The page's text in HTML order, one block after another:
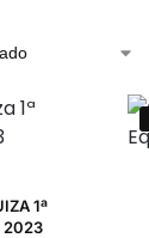
1ª
2023